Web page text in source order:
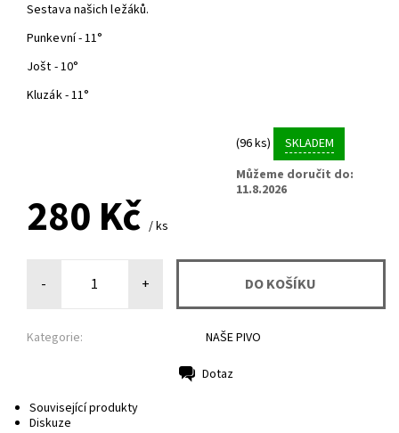
Sestava našich ležáků.
Punkevní - 11°
Jošt - 10°
Kluzák - 11°
(96 ks)
SKLADEM
Můžeme doručit do:
11.8.2026
280 Kč / ks
- +
Kategorie: NAŠE PIVO
Dotaz
Související produkty
Diskuze